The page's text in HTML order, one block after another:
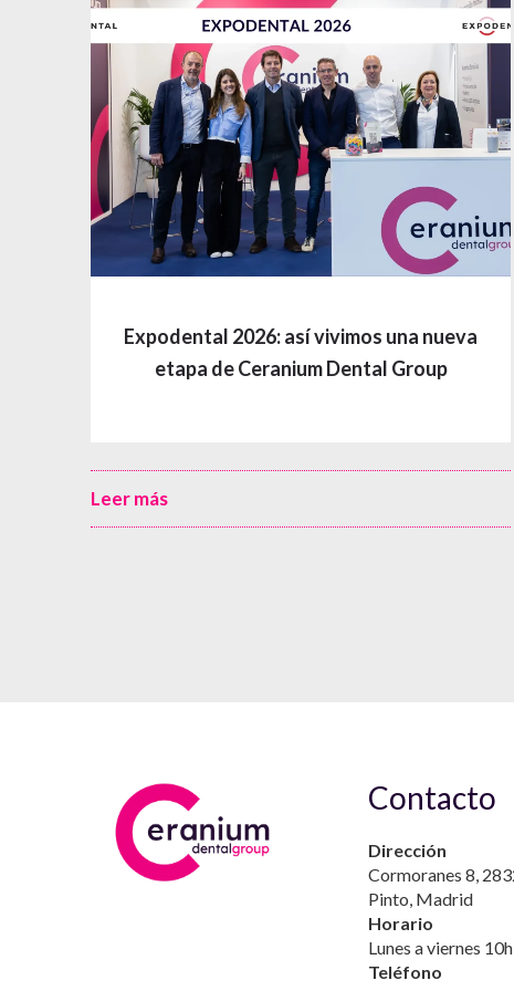
Laboratorio Ceranium evoluciona a
Ceranium Dental Group y presenta su
Leer más
Contacto
Dirección
Cormoranes 8,
Pinto, Madrid
Horario
Lunes a viernes
Teléfono